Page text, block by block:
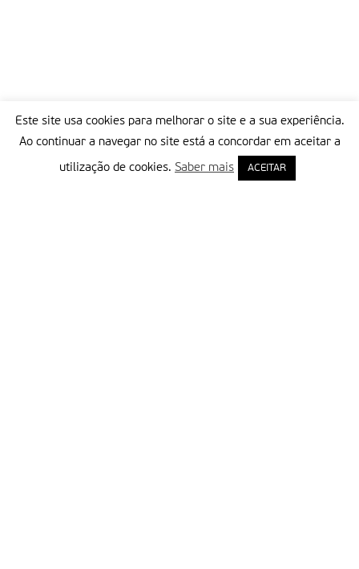
Este site usa cookies para melhorar o site e a sua experiência.
Ao continuar a navegar no site está a concordar em aceitar a
utilização de cookies. Saber mais ACEITAR